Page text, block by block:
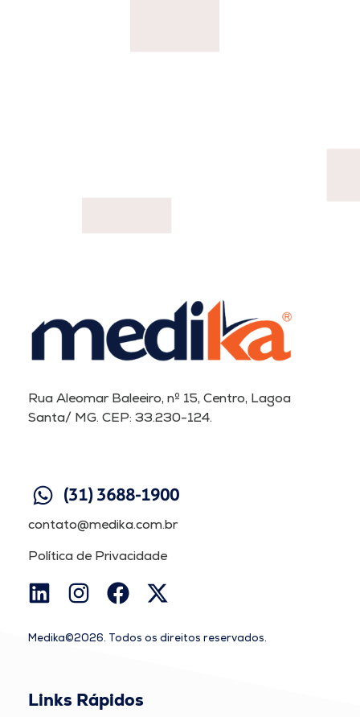
Rua Aleomar Baleeiro, nº 15, Centro, Lagoa
Santa/ MG. CEP: 33.230-124.
(31) 3688-1900
contato@medika.com.br
Política de Privacidade
Medika©2026. Todos os direitos reservados.
Links Rápidos